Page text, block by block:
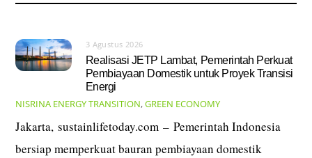
3 Agustus 2026
Realisasi JETP Lambat, Pemerintah Perkuat
Pembiayaan Domestik untuk Proyek Transisi
Energi
NISRINA ENERGY TRANSITION,GREEN ECONOMY
Jakarta, sustainlifetoday.com – Pemerintah Indonesia
bersiap memperkuat bauran pembiayaan domestik